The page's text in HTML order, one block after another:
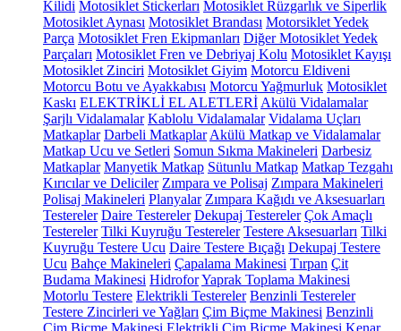
Kilidi Motosiklet Stickerları Motosiklet Rüzgarlık ve Siperlik
Motosiklet Aynası Motosiklet Brandası Motorsiklet Yedek
Parça Motosiklet Fren Ekipmanları Diğer Motosiklet Yedek
Parçaları Motosiklet Fren ve Debriyaj Kolu Motosiklet Kayışı
Motosiklet Zinciri Motosiklet Giyim Motorcu Eldiveni
Motorcu Botu ve Ayakkabısı Motorcu Yağmurluk Motosiklet
Kaskı ELEKTRİKLİ EL ALETLERİ Akülü Vidalamalar
Şarjlı Vidalamalar Kablolu Vidalamalar Vidalama Uçları
Matkaplar Darbeli Matkaplar Akülü Matkap ve Vidalamalar
Matkap Ucu ve Setleri Somun Sıkma Makineleri Darbesiz
Matkaplar Manyetik Matkap Sütunlu Matkap Matkap Tezgahı
Kırıcılar ve Deliciler Zımpara ve Polisaj Zımpara Makineleri
Polisaj Makineleri Planyalar Zımpara Kağıdı ve Aksesuarları
Testereler Daire Testereler Dekupaj Testereler Çok Amaçlı
Testereler Tilki Kuyruğu Testereler Testere Aksesuarları Tilki
Kuyruğu Testere Ucu Daire Testere Bıçağı Dekupaj Testere
Ucu Bahçe Makineleri Çapalama Makinesi Tırpan Çit
Budama Makinesi HidroforYaprak Toplama Makinesi
Motorlu Testere Elektrikli Testereler Benzinli Testereler
Testere Zincirleri ve Yağları Çim Biçme Makinesi Benzinli
Çim Biçme Makinesi Elektrikli Çim Biçme Makinesi Kenar